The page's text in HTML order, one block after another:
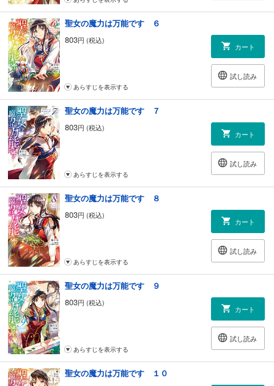
聖女の魔力は万能です ６
803円 (税込)
カート
試し読み
あらすじを表示する
聖女の魔力は万能です ７
803円 (税込)
カート
試し読み
あらすじを表示する
聖女の魔力は万能です ８
803円 (税込)
カート
試し読み
あらすじを表示する
聖女の魔力は万能です ９
803円 (税込)
カート
試し読み
あらすじを表示する
聖女の魔力は万能です １０